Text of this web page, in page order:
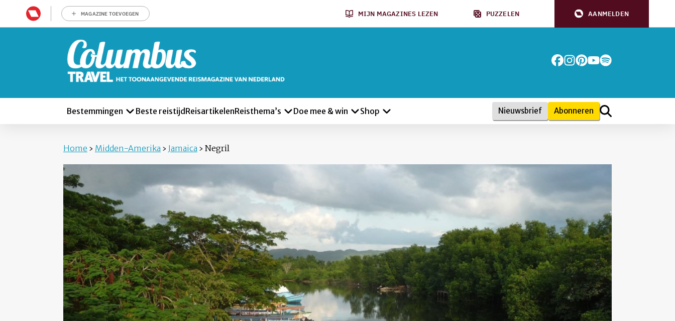
MAGAZINE TOEVOEGEN MIJN MAGAZINES LEZEN PUZZELEN AANMELDEN
Bestemmingen Beste reistijd ReisartikelenReisthema’s Doe mee & win Shop Nieuwsbrief Abonneren
Home › Midden-Amerika › Jamaica › Negril